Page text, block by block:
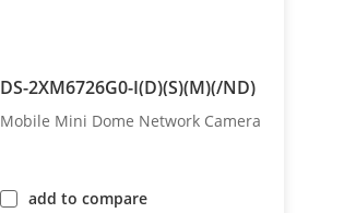
DS-2XM6726G0-I(D)(S)(M)(/ND)
Mobile Mini Dome Network Camera
add to compare